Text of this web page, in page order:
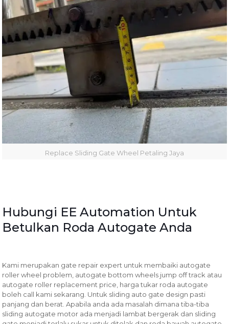
Replace Sliding Gate Wheel Petaling Jaya
Hubungi EE Automation Untuk
Betulkan Roda Autogate Anda
Kami merupakan gate repair expert untuk membaiki autogate
roller wheel problem, autogate bottom wheels jump off track atau
autogate roller replacement price, harga tukar roda autogate
boleh call kami sekarang. Untuk sliding auto gate design pasti
panjang dan berat. Apabila anda ada masalah dimana tiba-tiba
sliding autogate motor ada menjadi lambat bergerak dan sliding